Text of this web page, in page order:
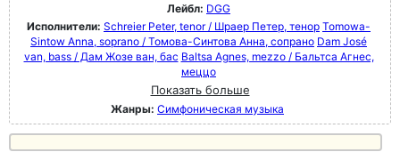
Лейбл: DGG
Исполнители: Schreier Peter, tenor / Шраер Петер, тенор Tomowa-
Sintow Anna, soprano / Томова-Синтова Анна, сопрано Dam José
van, bass / Дам Жозе ван, бас Baltsa Agnes, mezzo / Бальтса Агнес,
меццо
Показать больше
Жанры: Симфоническая музыка